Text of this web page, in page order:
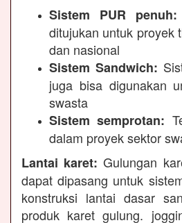
Sistem PUR penuh:
ditujukan untuk proyek
dan nasional
Sistem Sandwich:
juga bisa digunakan
swasta
Sistem semprotan:
dalam proyek sektor
Lantai karet: Gulungan
dapat dipasang untuk
konstruksi lantai dasar
produk karet gulung.